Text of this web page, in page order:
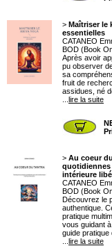
> Maîtriser le
essentielles
CATANEO
BOD (Book
Après avoir
pu observer
sa
fruit de
assidues, né
lire la suite
> Au coeur
intérieure
CATANEO
BOD (Book
Découvrez le
authentique.
pratique
vous guidant
guide pratique
lire la suite